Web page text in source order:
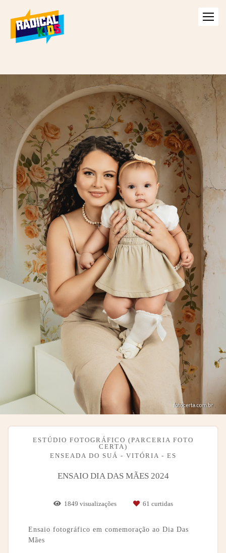
ESTÚDIO FOTOGRÁFICO (PARCERIA FOTO
CERTA)
ENSEADA DO SUÁ - VITÓRIA - ES
ENSAIO DIA DAS MÃES 2024
1849 visualizações 61 curtidas
Ensaio fotográfico em comemoração ao Dia Das
Mães